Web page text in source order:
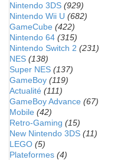
Nintendo 3DS (929)
Nintendo Wii U (682)
GameCube (422)
Nintendo 64 (315)
Nintendo Switch 2 (231)
NES (138)
Super NES (137)
GameBoy (119)
Actualité (111)
GameBoy Advance (67)
Mobile (42)
Retro-Gaming (15)
New Nintendo 3DS (11)
LEGO (5)
Plateformes (4)